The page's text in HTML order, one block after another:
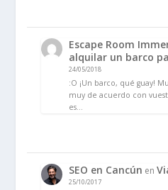
Escape Room
alquilar un barco
24/05/2018
:O ¡Un barco, qué guay!
muy de acuerdo con
es…
SEO en Cancún en
25/10/2017